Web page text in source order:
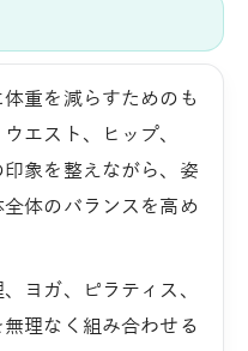
重を減らすためのも
エスト、ヒップ、
象を整えながら、姿
体のバランスを高め
ヨガ、ピラティス、
理なく組み合わせる